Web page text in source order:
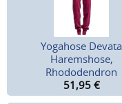
Yogahose Devata
Haremshose,
Rhododendron
51,95 €